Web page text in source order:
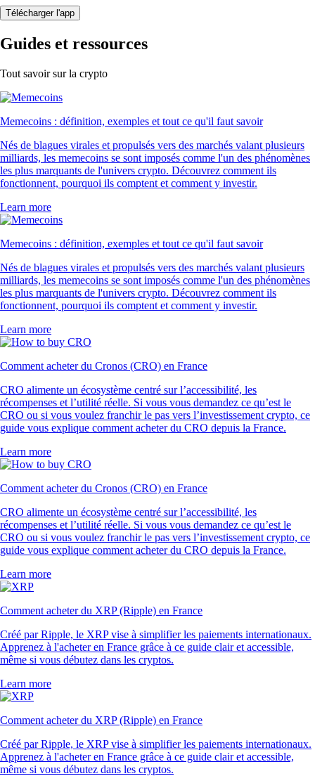
Télécharger l'app
Guides et ressources
Tout savoir sur la crypto
Memecoins : définition, exemples et tout ce qu'il faut savoir
Nés de blagues virales et propulsés vers des marchés valant plusieurs
milliards, les memecoins se sont imposés comme l'un des phénomènes
les plus marquants de l'univers crypto. Découvrez comment ils
fonctionnent, pourquoi ils comptent et comment y investir.
Learn more
Memecoins : définition, exemples et tout ce qu'il faut savoir
Nés de blagues virales et propulsés vers des marchés valant plusieurs
milliards, les memecoins se sont imposés comme l'un des phénomènes
les plus marquants de l'univers crypto. Découvrez comment ils
fonctionnent, pourquoi ils comptent et comment y investir.
Learn more
Comment acheter du Cronos (CRO) en France
CRO alimente un écosystème centré sur l’accessibilité, les
récompenses et l’utilité réelle. Si vous vous demandez ce qu’est le
CRO ou si vous voulez franchir le pas vers l’investissement crypto, ce
guide vous explique comment acheter du CRO depuis la France.
Learn more
Comment acheter du Cronos (CRO) en France
CRO alimente un écosystème centré sur l’accessibilité, les
récompenses et l’utilité réelle. Si vous vous demandez ce qu’est le
CRO ou si vous voulez franchir le pas vers l’investissement crypto, ce
guide vous explique comment acheter du CRO depuis la France.
Learn more
Comment acheter du XRP (Ripple) en France
Créé par Ripple, le XRP vise à simplifier les paiements internationaux.
Apprenez à l'acheter en France grâce à ce guide clair et accessible,
même si vous débutez dans les cryptos.
Learn more
Comment acheter du XRP (Ripple) en France
Créé par Ripple, le XRP vise à simplifier les paiements internationaux.
Apprenez à l'acheter en France grâce à ce guide clair et accessible,
même si vous débutez dans les cryptos.